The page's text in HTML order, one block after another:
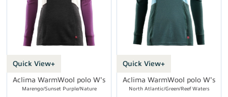
Quick View+
Aclima WarmWool polo W's
Marengo/Sunset Purple/Nature
Quick View+
Aclima WarmWool polo W's
North Atlantic/Green/Reef Waters